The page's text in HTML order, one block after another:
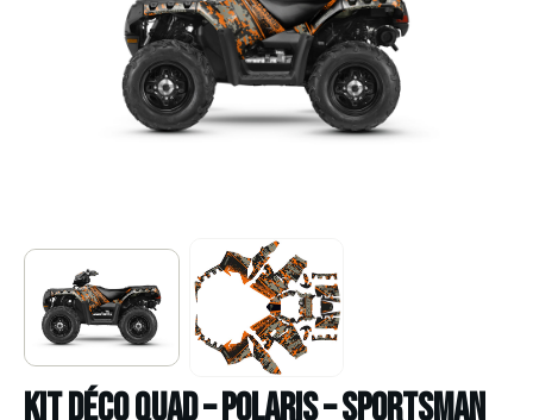
Kit déco Quad – POLARIS – SPORTSMAN